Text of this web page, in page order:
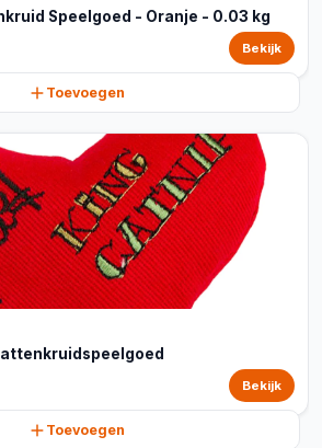
Speelgoed - Oranje - 0.03 kg
Bekijk
Toevoegen
Bekijk
Toevoegen